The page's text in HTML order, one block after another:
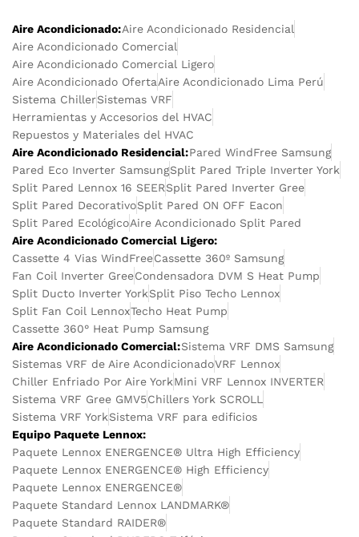
Aire Acondicionado:Aire Acondicionado Residencial
Aire Acondicionado Comercial
Aire Acondicionado Comercial Ligero
Aire Acondicionado OfertaAire Acondicionado Lima Perú
Sistema ChillerSistemas VRF
Herramientas y Accesorios del HVAC
Repuestos y Materiales del HVAC
Aire Acondicionado Residencial:Pared WindFree Samsung
Pared Eco Inverter SamsungSplit Pared Triple Inverter York
Split Pared Lennox 16 SEERSplit Pared Inverter Gree
Split Pared DecorativoSplit Pared ON OFF Eacon
Split Pared EcológicoAire Acondicionado Split Pared
Aire Acondicionado Comercial Ligero:
Cassette 4 Vias WindFreeCassette 360º Samsung
Fan Coil Inverter GreeCondensadora DVM S Heat Pump
Split Ducto Inverter YorkSplit Piso Techo Lennox
Split Fan Coil LennoxTecho Heat Pump
Cassette 360° Heat Pump Samsung
Aire Acondicionado Comercial:Sistema VRF DMS Samsung
Sistemas VRF de Aire AcondicionadoVRF Lennox
Chiller Enfriado Por Aire YorkMini VRF Lennox INVERTER
Sistema VRF Gree GMV5Chillers York SCROLL
Sistema VRF YorkSistema VRF para edificios
Equipo Paquete Lennox:
Paquete Lennox ENERGENCE® Ultra High Efficiency
Paquete Lennox ENERGENCE® High Efficiency
Paquete Lennox ENERGENCE®
Paquete Standard Lennox LANDMARK®
Paquete Standard RAIDER®